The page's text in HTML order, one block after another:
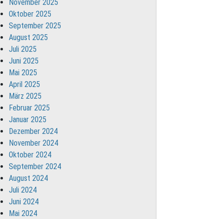
November 2025
Oktober 2025
September 2025
August 2025
Juli 2025
Juni 2025
Mai 2025
April 2025
März 2025
Februar 2025
Januar 2025
Dezember 2024
November 2024
Oktober 2024
September 2024
August 2024
Juli 2024
Juni 2024
Mai 2024